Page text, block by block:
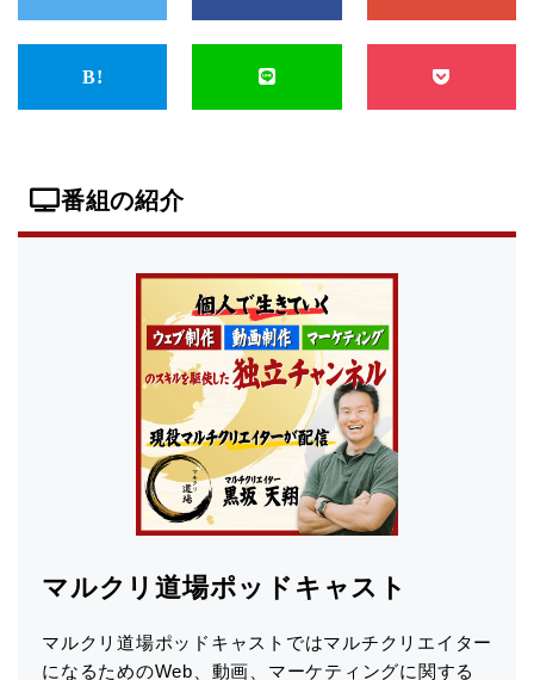
番組の紹介
マルクリ道場ポッドキャスト
マルクリ道場ポッドキャストではマルチクリエイター
になるためのWeb、動画、マーケティングに関する